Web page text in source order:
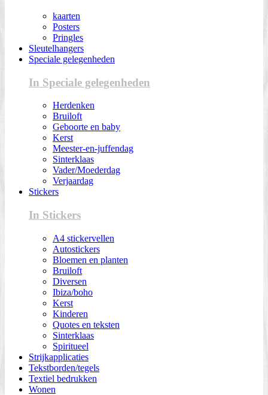
kaarten
Posters
Pringles
Sleutelhangers
Speciale gelegenheden
In Speciale gelegenheden
Herdenken
Bruiloft
Geboorte en baby
Kerst
Meester-en-juffendag
Sinterklaas
Vader/Moederdag
Verjaardag
Stickers
In Stickers
A4 stickervellen
Autostickers
Bloemen en planten
Bruiloft
Diversen
Ibiza/boho
Kerst
Kinderen
Quotes en teksten
Sinterklaas
Spiritueel
Strijkapplicaties
Tekstborden/tegels
Textiel bedrukken
Wonen